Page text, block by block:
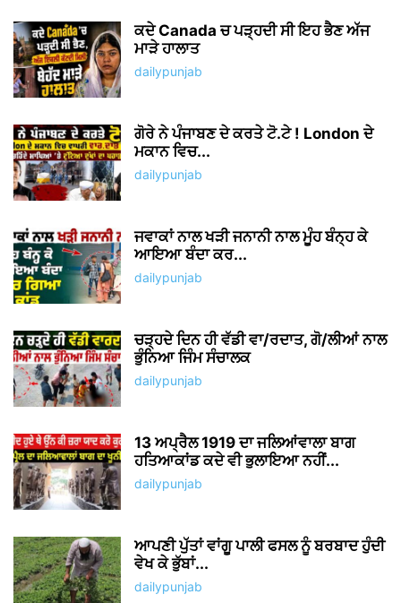
ਕਦੇ Canada ਚ ਪੜ੍ਹਦੀ ਸੀ ਇਹ ਭੈਣ ਅੱਜ
ਮਾੜੇ ਹਾਲਾਤ
dailypunjab
ਗੋਰੇ ਨੇ ਪੰਜਾਬਣ ਦੇ ਕਰਤੇ ਟੋ.ਟੇ ! London ਦੇ
ਮਕਾਨ ਵਿਚ...
dailypunjab
ਜਵਾਕਾਂ ਨਾਲ ਖੜੀ ਜਨਾਨੀ ਨਾਲ ਮੂੰਹ ਬੰਨ੍ਹ ਕੇ
ਆਇਆ ਬੰਦਾ ਕਰ...
dailypunjab
ਚੜ੍ਹਦੇ ਦਿਨ ਹੀ ਵੱਡੀ ਵਾ/ਰਦਾਤ, ਗੋ/ਲੀਆਂ ਨਾਲ
ਭੁੰਨਿਆ ਜਿੰਮ ਸੰਚਾਲਕ
dailypunjab
13 ਅਪ੍ਰੈਲ 1919 ਦਾ ਜਲਿਆਂਵਾਲਾ ਬਾਗ
ਹਤਿਆਕਾਂਡ ਕਦੇ ਵੀ ਭੁਲਾਇਆ ਨਹੀਂ...
dailypunjab
ਆਪਣੀ ਪੁੱਤਾਂ ਵਾਂਗੂ ਪਾਲੀ ਫਸਲ ਨੂੰ ਬਰਬਾਦ ਹੁੰਦੀ
ਵੇਖ ਕੇ ਭੁੱਬਾਂ...
dailypunjab